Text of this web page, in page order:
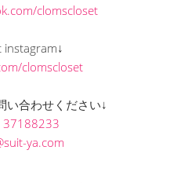
clomscloset
instagram↓
clomscloset
い合わせください↓
37188233
ya.com